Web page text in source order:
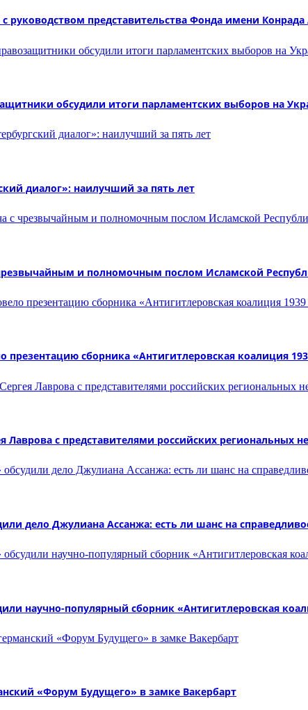
руководством представительства Фонда имени
обсудили итоги парламентских выборов на
диалог»: наилучший за пять лет
и полномочным послом Исламской
презентацию сборника «Антигитлеровская коалиция
с представителями российских региональных
дело Джулиана Ассанжа: есть ли шанс на
научно-популярный сборник «Антигитлеровская
«Форум Будущего» в замке Вакербарт